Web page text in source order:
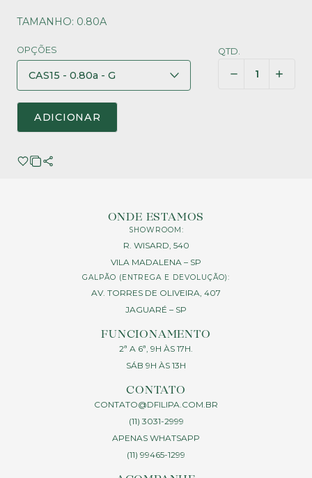
TAMANHO: 0.80A
OPÇÕES QTD.
ADICIONAR
ONDE ESTAMOS
SHOWROOM:
R. WISARD, 540
VILA MADALENA – SP
GALPÃO (ENTREGA E DEVOLUÇÃO):
AV. TORRES DE OLIVEIRA, 407
JAGUARÉ – SP
FUNCIONAMENTO
2ª A 6ª, 9H ÀS 17H.
SÁB 9H ÀS 13H
CONTATO
CONTATO@DFILIPA.COM.BR
(11) 3031-2999
APENAS WHATSAPP
(11) 99465-1299